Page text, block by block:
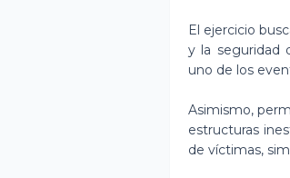
El ejercicio
y la seguridad
uno de los
Asimismo,
estructuras
de víctimas,